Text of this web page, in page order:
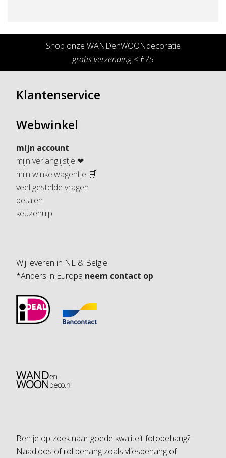
Shop onze WANDenWOONdecoratie
gratis verzending < €75
Klantenservice
Webwinkel
mijn account
mijn verlanglijstje ❤
mijn winkelwagentje 🛒
veel gestelde vragen
betalen
keuzehulp
Wij leveren in NL & Belgie
*Anders in Europa neem contact op
Ben je op zoek naar goede kwaliteit fotobehang?
Naadloos of rol behang zoals vliesbehang of